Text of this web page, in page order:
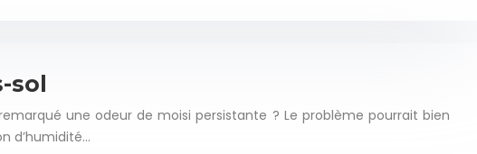
sol
une odeur de moisi persistante ? Le problème pourrait bien
d’humidité…